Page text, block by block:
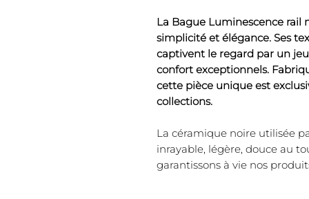
La Bague Luminescence rail
simplicité et élégance. Ses
captivent le regard par un
confort exceptionnels.
cette pièce unique est
collections.
La céramique noire utilisée
inrayable, légère, douce au
garantissons à vie nos